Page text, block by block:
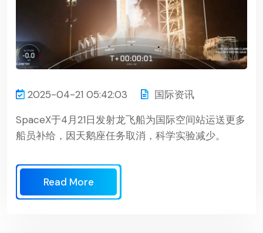
2025-04-21 05:42:03
国际资讯
SpaceX于4月21日发射龙飞船为国际空间站运送更多
船员补给，因天鹅座任务取消，科学实验减少。
Read More